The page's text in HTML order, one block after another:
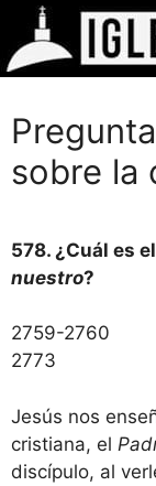
Saltar
contenido
sobre la
578. ¿Cuál es
nuestro?
2759-2760
2773
Jesús nos
cristiana, el
discípulo, al